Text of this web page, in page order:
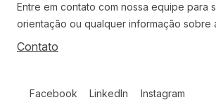
Entre em contato com nossa equipe para
orientação ou qualquer informação sobre
Contato
Facebook LinkedIn Instagram